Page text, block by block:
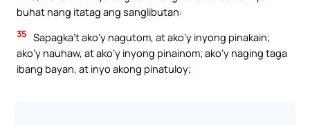
buhat nang itatag ang sanglibutan:
35 Sapagka’t ako’y nagutom, at ako’y inyong pinakain;
ako’y nauhaw, at ako’y inyong pinainom; ako’y naging taga
ibang bayan, at inyo akong pinatuloy;